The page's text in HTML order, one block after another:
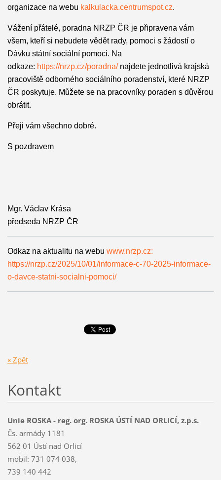
organizace na webu kalkulacka.centrumspot.cz.
Vážení přátelé, poradna NRZP ČR je připravena vám
všem, kteří si nebudete vědět rady, pomoci s žádostí o
Dávku státní sociální pomoci. Na
odkaze: https://nrzp.cz/poradna/najdete jednotlivá krajská
pracoviště odborného sociálního poradenství, které NRZP
ČR poskytuje. Můžete se na pracovníky poraden s důvěrou
obrátit.
Přeji vám všechno dobré.
S pozdravem
Mgr. Václav Krása
předseda NRZP ČR
Odkaz na aktualitu na webu www.nrzp.cz:
https://nrzp.cz/2025/10/01/informace-c-70-2025-informace-
o-davce-statni-socialni-pomoci/
« Zpět
Kontakt
Unie ROSKA - reg. org. ROSKA ÚSTÍ NAD ORLICÍ, z.p.s.
Čs. armády 1181
562 01 Ústí nad Orlicí
mobil: 731 074 038,
739 140 442